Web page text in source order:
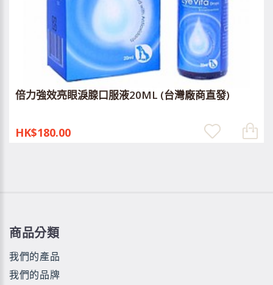
倍力強效亮眼淚腺口服液20ML (台灣廠商直發)
HK$180.00
商品分類
我們的產品
我們的品牌